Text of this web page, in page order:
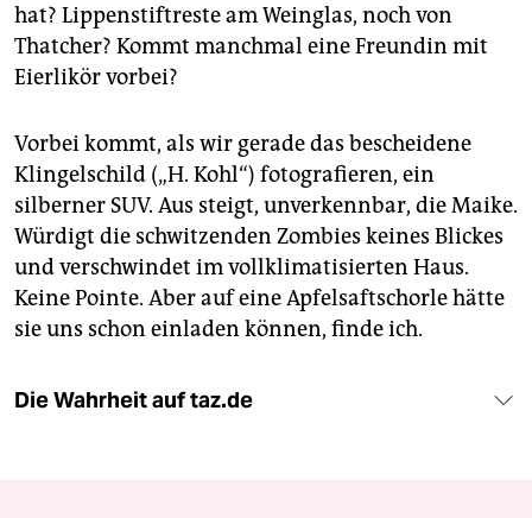
hat? Lippenstiftreste am Weinglas, noch von
Thatcher? Kommt manchmal eine Freundin mit
Eierlikör vorbei?
Vorbei kommt, als wir gerade das bescheidene
Klingelschild („H. Kohl“) fotografieren, ein
silberner SUV. Aus steigt, unverkennbar, die Maike.
Würdigt die schwitzenden Zombies keines Blickes
und verschwindet im vollklimatisierten Haus.
Keine Pointe. Aber auf eine Apfelsaftschorle hätte
sie uns schon einladen können, finde ich.
Die Wahrheit auf taz.de